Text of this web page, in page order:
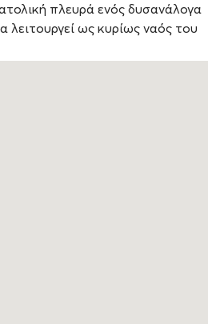
πλευρά ενός δυσανάλογα
ως κυρίως ναός του